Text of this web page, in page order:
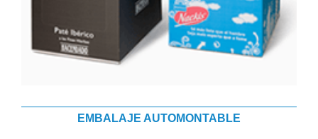
EMBALAJE AUTOMONTABLE